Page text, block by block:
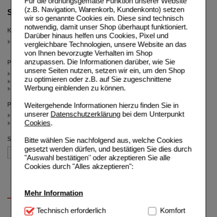
(z.B. Navigation, Warenkorb, Kundenkonto) setzen
wir so genannte Cookies ein. Diese sind technisch
notwendig, damit unser Shop überhaupt funktioniert.
Darüber hinaus helfen uns Cookies, Pixel und
vergleichbare Technologien, unsere Website an das
von Ihnen bevorzugte Verhalten im Shop
anzupassen. Die Informationen darüber, wie Sie
unsere Seiten nutzen, setzen wir ein, um den Shop
zu optimieren oder z.B. auf Sie zugeschnittene
Werbung einblenden zu können.
Weitergehende Informationen hierzu finden Sie in
unserer Datenschutzerklärungbei dem Unterpunkt
Cookies.
Bitte wählen Sie nachfolgend aus, welche Cookies
gesetzt werden dürfen, und bestätigen Sie dies durch
"Auswahl bestätigen" oder akzeptieren Sie alle
Cookies durch "Alles akzeptieren":
Mehr Information
Technisch Notwendig:Hierbei handelt es sich um
Technisch erforderlich Komfort
Suche verfeinern
Kategorien
Für Mama
(auswahl entfernen)
Packungsgröße
2X84 St (1)
2X56 St (1)
2X28 St (1)
Preis
< 50.00 (2)
>= 50.00 (1)
Sortieren nach